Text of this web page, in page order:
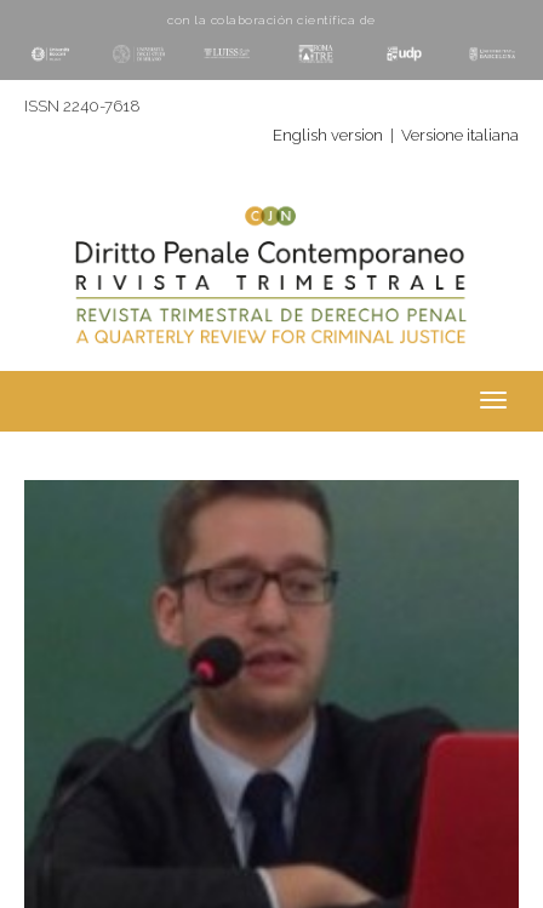
con la colaboración cientí­fica de
ISSN 2240-7618
English version
Versione italiana